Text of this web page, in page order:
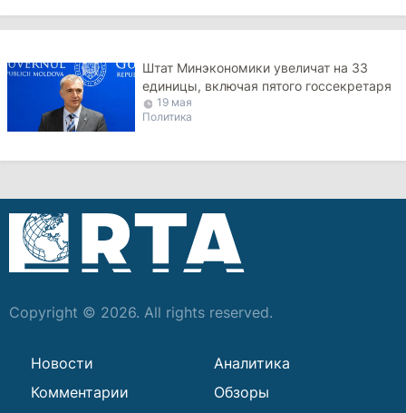
Штат Минэкономики увеличат на 33
единицы, включая пятого госсекретаря
19 мая
Политика
Copyright © 2026. All rights reserved.
Новости
Аналитика
Комментарии
Обзоры